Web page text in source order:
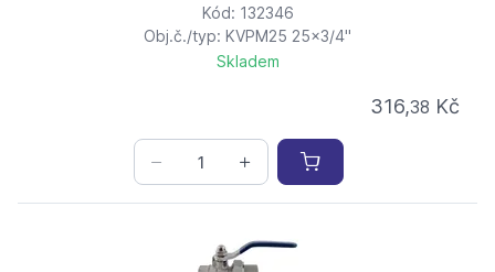
Kód: 132346
Obj.č./typ: KVPM25 25x3/4"
Skladem
316,38 Kč